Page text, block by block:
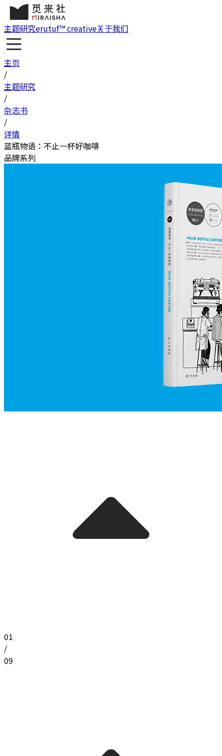
主题研究erutuf™ creative关于我们
主页
/
主题研究
/
杂志书
/
详情
蓝瓶物语：不止一杯好咖啡
品牌系列
01
/
09